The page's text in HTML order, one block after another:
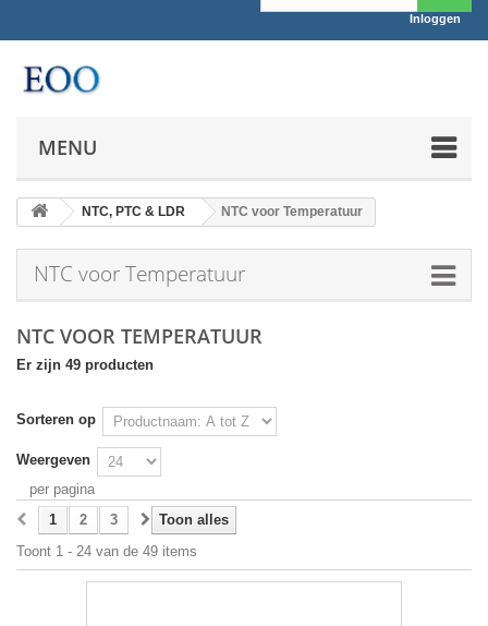
Inloggen
MENU
NTC, PTC & LDR NTC voor Temperatuur
NTC voor Temperatuur
NTC VOOR TEMPERATUUR
Er zijn 49 producten
Sorteren op
Weergeven
per pagina
Toon alles
1 2
3
Toont 1 - 24 van de 49 items